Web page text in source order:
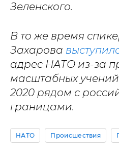
Зеленского.
В то же время
Захарова
адрес НАТО из-за
масштабных
2020 рядом с
границами.
НАТО Происшествия